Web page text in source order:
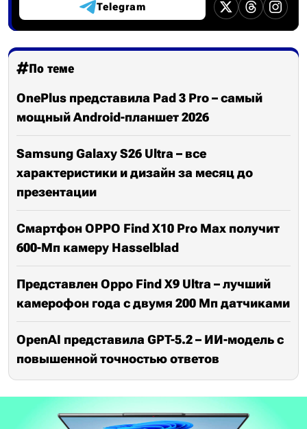
Telegram
По теме
OnePlus представила Pad 3 Pro – самый
мощный Android-планшет 2026
Samsung Galaxy S26 Ultra – все
характеристики и дизайн за месяц до
презентации
Смартфон OPPO Find X10 Pro Max получит
600-Мп камеру Hasselblad
Представлен Oppo Find X9 Ultra – лучший
камерофон года с двумя 200 Мп датчиками
OpenAI представила GPT-5.2 – ИИ-модель с
повышенной точностью ответов